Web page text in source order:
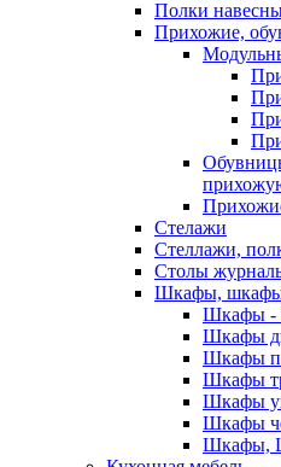
Полки
Прихожие,
Стелажи
Стеллажи,
Столы
Шкафы,
Шкафы -
Шкафы
Шкафы
Шкафы
Шкафы
Шкафы
Шкафы,